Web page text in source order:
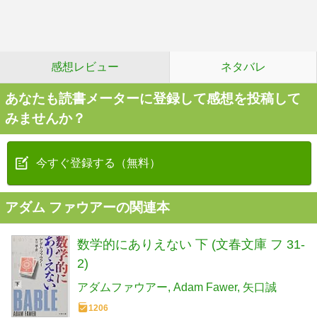
感想レビュー ネタバレ
あなたも読書メーターに登録して感想を投稿して
みませんか？
今すぐ登録する（無料）
アダム ファウアーの関連本
数学的にありえない 下 (文春文庫 フ 31-
2)
アダムファウアー Adam Fawer 矢口誠
1206